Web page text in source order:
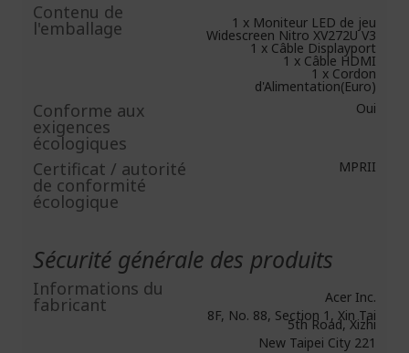
Contenu de
l'emballage 1 x Moniteur LED de jeu
Widescreen Nitro XV272U V3
1 x Câble Displayport
1 x Câble HDMI
1 x Cordon
d'Alimentation(Euro)
Conforme aux
exigences
écologiques
Oui
Certificat / autorité
de conformité
écologique
MPRII
Sécurité générale des produits
Informations du
fabricant
Acer Inc.
8F, No. 88, Section 1, Xin Tai
5th Road, Xizhi
New Taipei City 221